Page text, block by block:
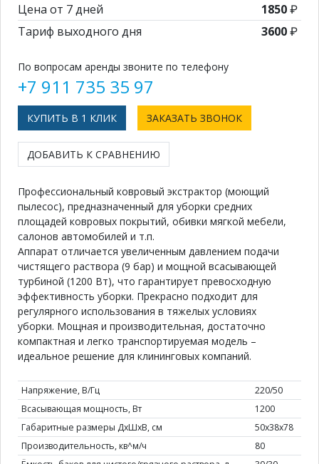
Цена от 7 дней
1850₽
Тариф выходного дня
3600₽
По вопросам аренды звоните по телефону
+7 911 735 35 97
КУПИТЬ В 1 КЛИК ЗАКАЗАТЬ ЗВОНОК
ДОБАВИТЬ К СРАВНЕНИЮ
Профессиональный ковровый экстрактор (моющий
пылесос), предназначенный для уборки средних
площадей ковровых покрытий, обивки мягкой мебели,
салонов автомобилей и т.п.
Аппарат отличается увеличенным давлением подачи
чистящего раствора (9 бар) и мощной всасывающей
турбиной (1200 Вт), что гарантирует превосходную
эффективность уборки. Прекрасно подходит для
регулярного использования в тяжелых условиях
уборки. Мощная и производительная, достаточно
компактная и легко транспортируемая модель –
идеальное решение для клининговых компаний.
Напряжение, В/Гц
220/50
Всасывающая мощность, Вт
1200
Габаритные размеры ДхШхВ, см
50х38х78
Производительность, кв^м/ч
80